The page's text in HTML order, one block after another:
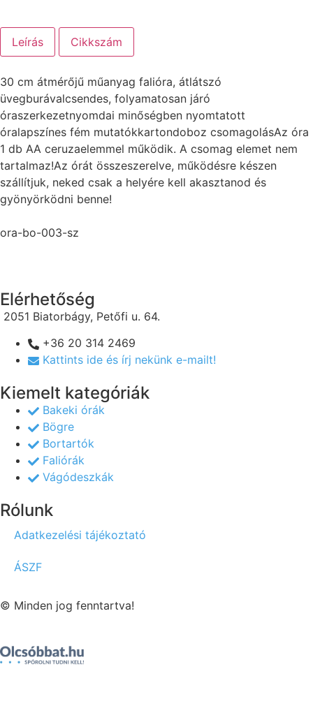
Leírás Cikkszám
30 cm átmérőjű műanyag falióra, átlátszó
üvegburávalcsendes, folyamatosan járó
óraszerkezetnyomdai minőségben nyomtatott
óralapszínes fém mutatókkartondoboz csomagolásAz óra
1 db AA ceruzaelemmel működik. A csomag elemet nem
tartalmaz!Az órát összeszerelve, működésre készen
szállítjuk, neked csak a helyére kell akasztanod és
gyönyörködni benne!
ora-bo-003-sz
Elérhetőség
2051 Biatorbágy, Petőfi u. 64.
+36 20 314 2469
Kattints ide és írj nekünk e-mailt!
Kiemelt kategóriák
Bakeki órák
Bögre
Bortartók
Faliórák
Vágódeszkák
Rólunk
Adatkezelési tájékoztató
ÁSZF
© Minden jog fenntartva!